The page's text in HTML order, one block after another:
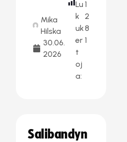
Mika
Hilska
30.06.
2026
Lu
k
uk
er
t
oj
a:
1
2
8
1
Salibandyn